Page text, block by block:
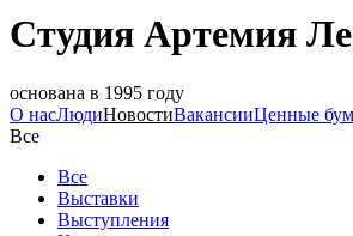
Студия Артемия
основана в 1995 году
О насЛюдиНовостиВакансииЦенные
Все
Все
Выставки
Выступления